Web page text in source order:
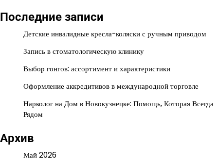
Последние записи
Детские инвалидные кресла-коляски с ручным приводом
Запись в стоматологическую клинику
Выбор гонгов: ассортимент и характеристики
Оформление аккредитивов в международной торговле
Нарколог на Дом в Новокузнецке: Помощь, Которая Всегда
Рядом
Архив
Май 2026